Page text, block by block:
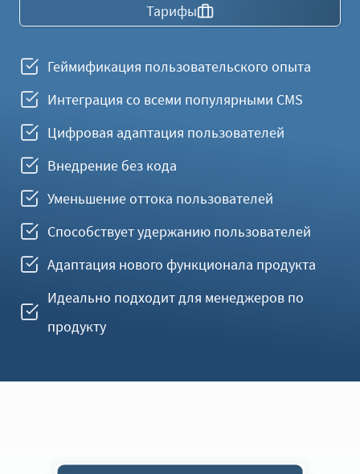
Тарифы
Геймификация пользовательского опыта
Интеграция со всеми популярными CMS
Цифровая адаптация пользователей
Внедрение без кода
Уменьшение оттока пользователей
Способствует удержанию пользователей
Адаптация нового функционала продукта
Идеально подходит для менеджеров по
продукту